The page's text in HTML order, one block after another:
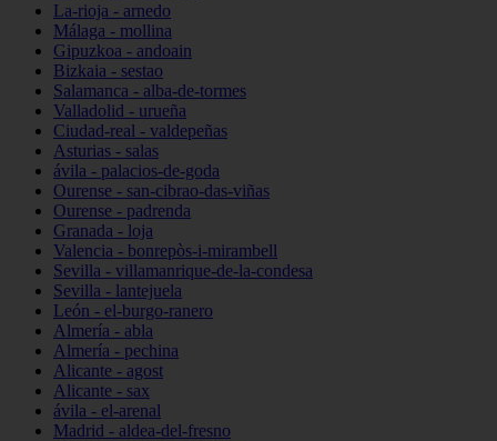
La-rioja - arnedo
Málaga - mollina
Gipuzkoa - andoain
Bizkaia - sestao
Salamanca - alba-de-tormes
Valladolid - urueña
Ciudad-real - valdepeñas
Asturias - salas
ávila - palacios-de-goda
Ourense - san-cibrao-das-viñas
Ourense - padrenda
Granada - loja
Valencia - bonrepòs-i-mirambell
Sevilla - villamanrique-de-la-condesa
Sevilla - lantejuela
León - el-burgo-ranero
Almería - abla
Almería - pechina
Alicante - agost
Alicante - sax
ávila - el-arenal
Madrid - aldea-del-fresno